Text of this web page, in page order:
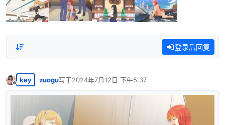
登录后回复
离线
key zuogu写于2024年7月12日 下午5:37
最后由 编辑